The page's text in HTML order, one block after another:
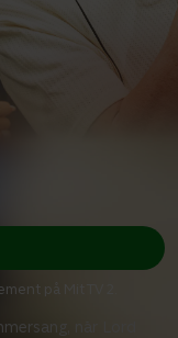
når Lord
på Mit TV 2.